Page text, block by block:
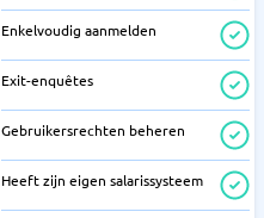
Enkelvoudig aanmelden
Exit-enquêtes
Gebruikersrechten beheren
Heeft zijn eigen salarissysteem